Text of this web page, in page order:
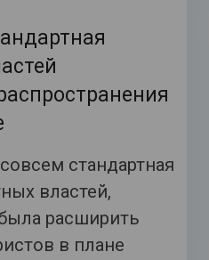
стандартная
властей,
расширить
в плане